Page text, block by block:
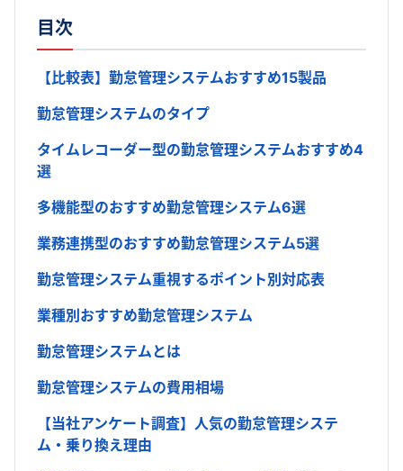
目次
【比較表】勤怠管理システムおすすめ15製品
勤怠管理システムのタイプ
タイムレコーダー型の勤怠管理システムおすすめ4
選
多機能型のおすすめ勤怠管理システム6選
業務連携型のおすすめ勤怠管理システム5選
勤怠管理システム重視するポイント別対応表
業種別おすすめ勤怠管理システム
勤怠管理システムとは
勤怠管理システムの費用相場
【当社アンケート調査】人気の勤怠管理システ
ム・乗り換え理由